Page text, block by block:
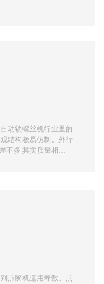
动锁螺丝机行业里的
结构极易仿制。外行
不多 其实质量相差还
点胶机运用寿数。点